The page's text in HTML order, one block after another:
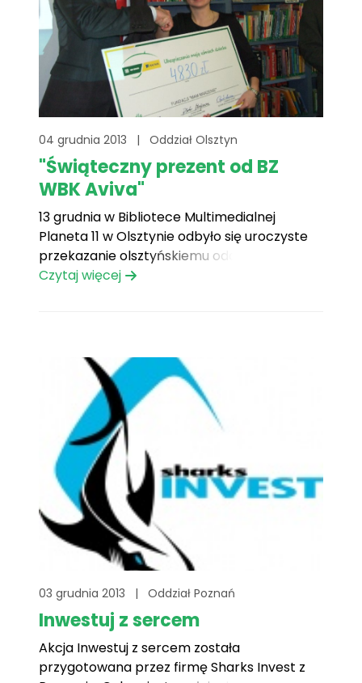
04 grudnia 2013 | Oddział Olsztyn
"Świąteczny prezent od BZ
WBK Aviva"
13 grudnia w Bibliotece Multimedialnej
Planeta 11 w Olsztynie odbyło się uroczyste
przekazanie olsztyńskiemu oddziałowi
Fundacji Mam Marzenie czeku przez
trzech olsztyńskich oddziałów WBK BZ i
przedstawiciel firmy ubezpieczeniowej Aviva.
Zgromadzona kwota jest częścią[...]
Czytaj więcej
03 grudnia 2013 | Oddział Poznań
Inwestuj z sercem
Akcja Inwestuj z sercem została
przygotowana przez firmę Sharks Invest z